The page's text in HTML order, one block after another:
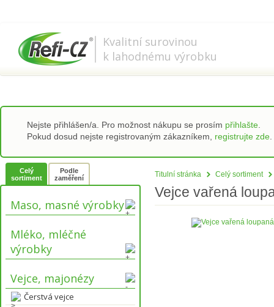
Kvalitní surovinou
k lahodnému výrobku
Nejste přihlášen/a. Pro možnost nákupu se prosím přihlašte
Pokud dosud nejste registrovaným zákazníkem, registrujte zde
Titulní stránka Celý sortiment
Vejce vařená
Celý
sortiment
Podle
zaměření
Maso, masné výrobky
Mléko, mléčné
výrobky
Vejce, majonézy
Čerstvá vejce